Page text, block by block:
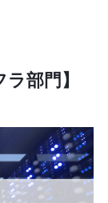
部門】